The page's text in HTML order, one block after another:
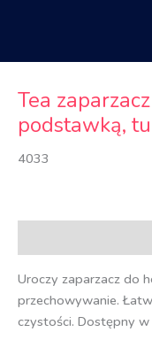
Tea
podstawką,
4033
Uroczy zaparzacz do
przechowywanie.
czystości. Dostępny